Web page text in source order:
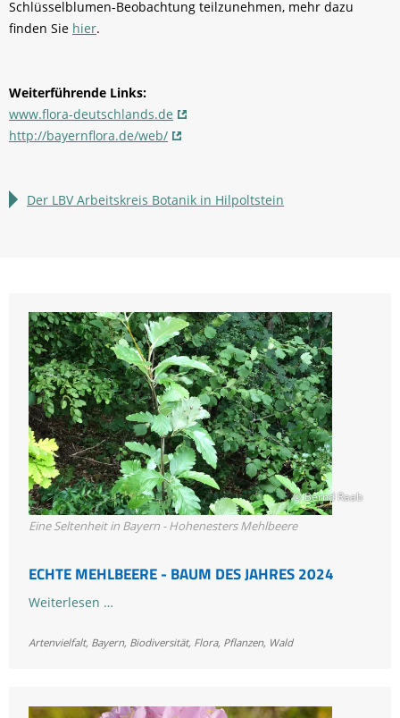
Schlüsselblumen-Beobachtung teilzunehmen, mehr dazu
finden Sie hier.
Weiterführende Links:
www.flora-deutschlands.de
http://bayernflora.de/web/
Der LBV Arbeitskreis Botanik in Hilpoltstein
© Bernd Raab
Eine Seltenheit in Bayern - Hohenesters Mehlbeere
ECHTE MEHLBEERE - BAUM DES JAHRES 2024
Weiterlesen …
-
Jahres
Artenvielfalt, Bayern, Biodiversität, Flora, Pflanzen, Wald